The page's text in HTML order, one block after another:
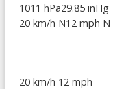
1011 hPa29.85 inHg
20 km/h N12 mph N
20 km/h 12 mph